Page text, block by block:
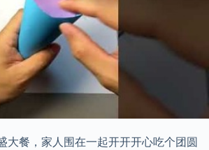
大餐，家人围在一起开开开心吃个团圆